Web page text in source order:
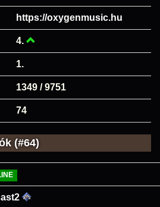
https://oxygenmusic.hu
4.
1.
1349 / 9751
74
(#64)